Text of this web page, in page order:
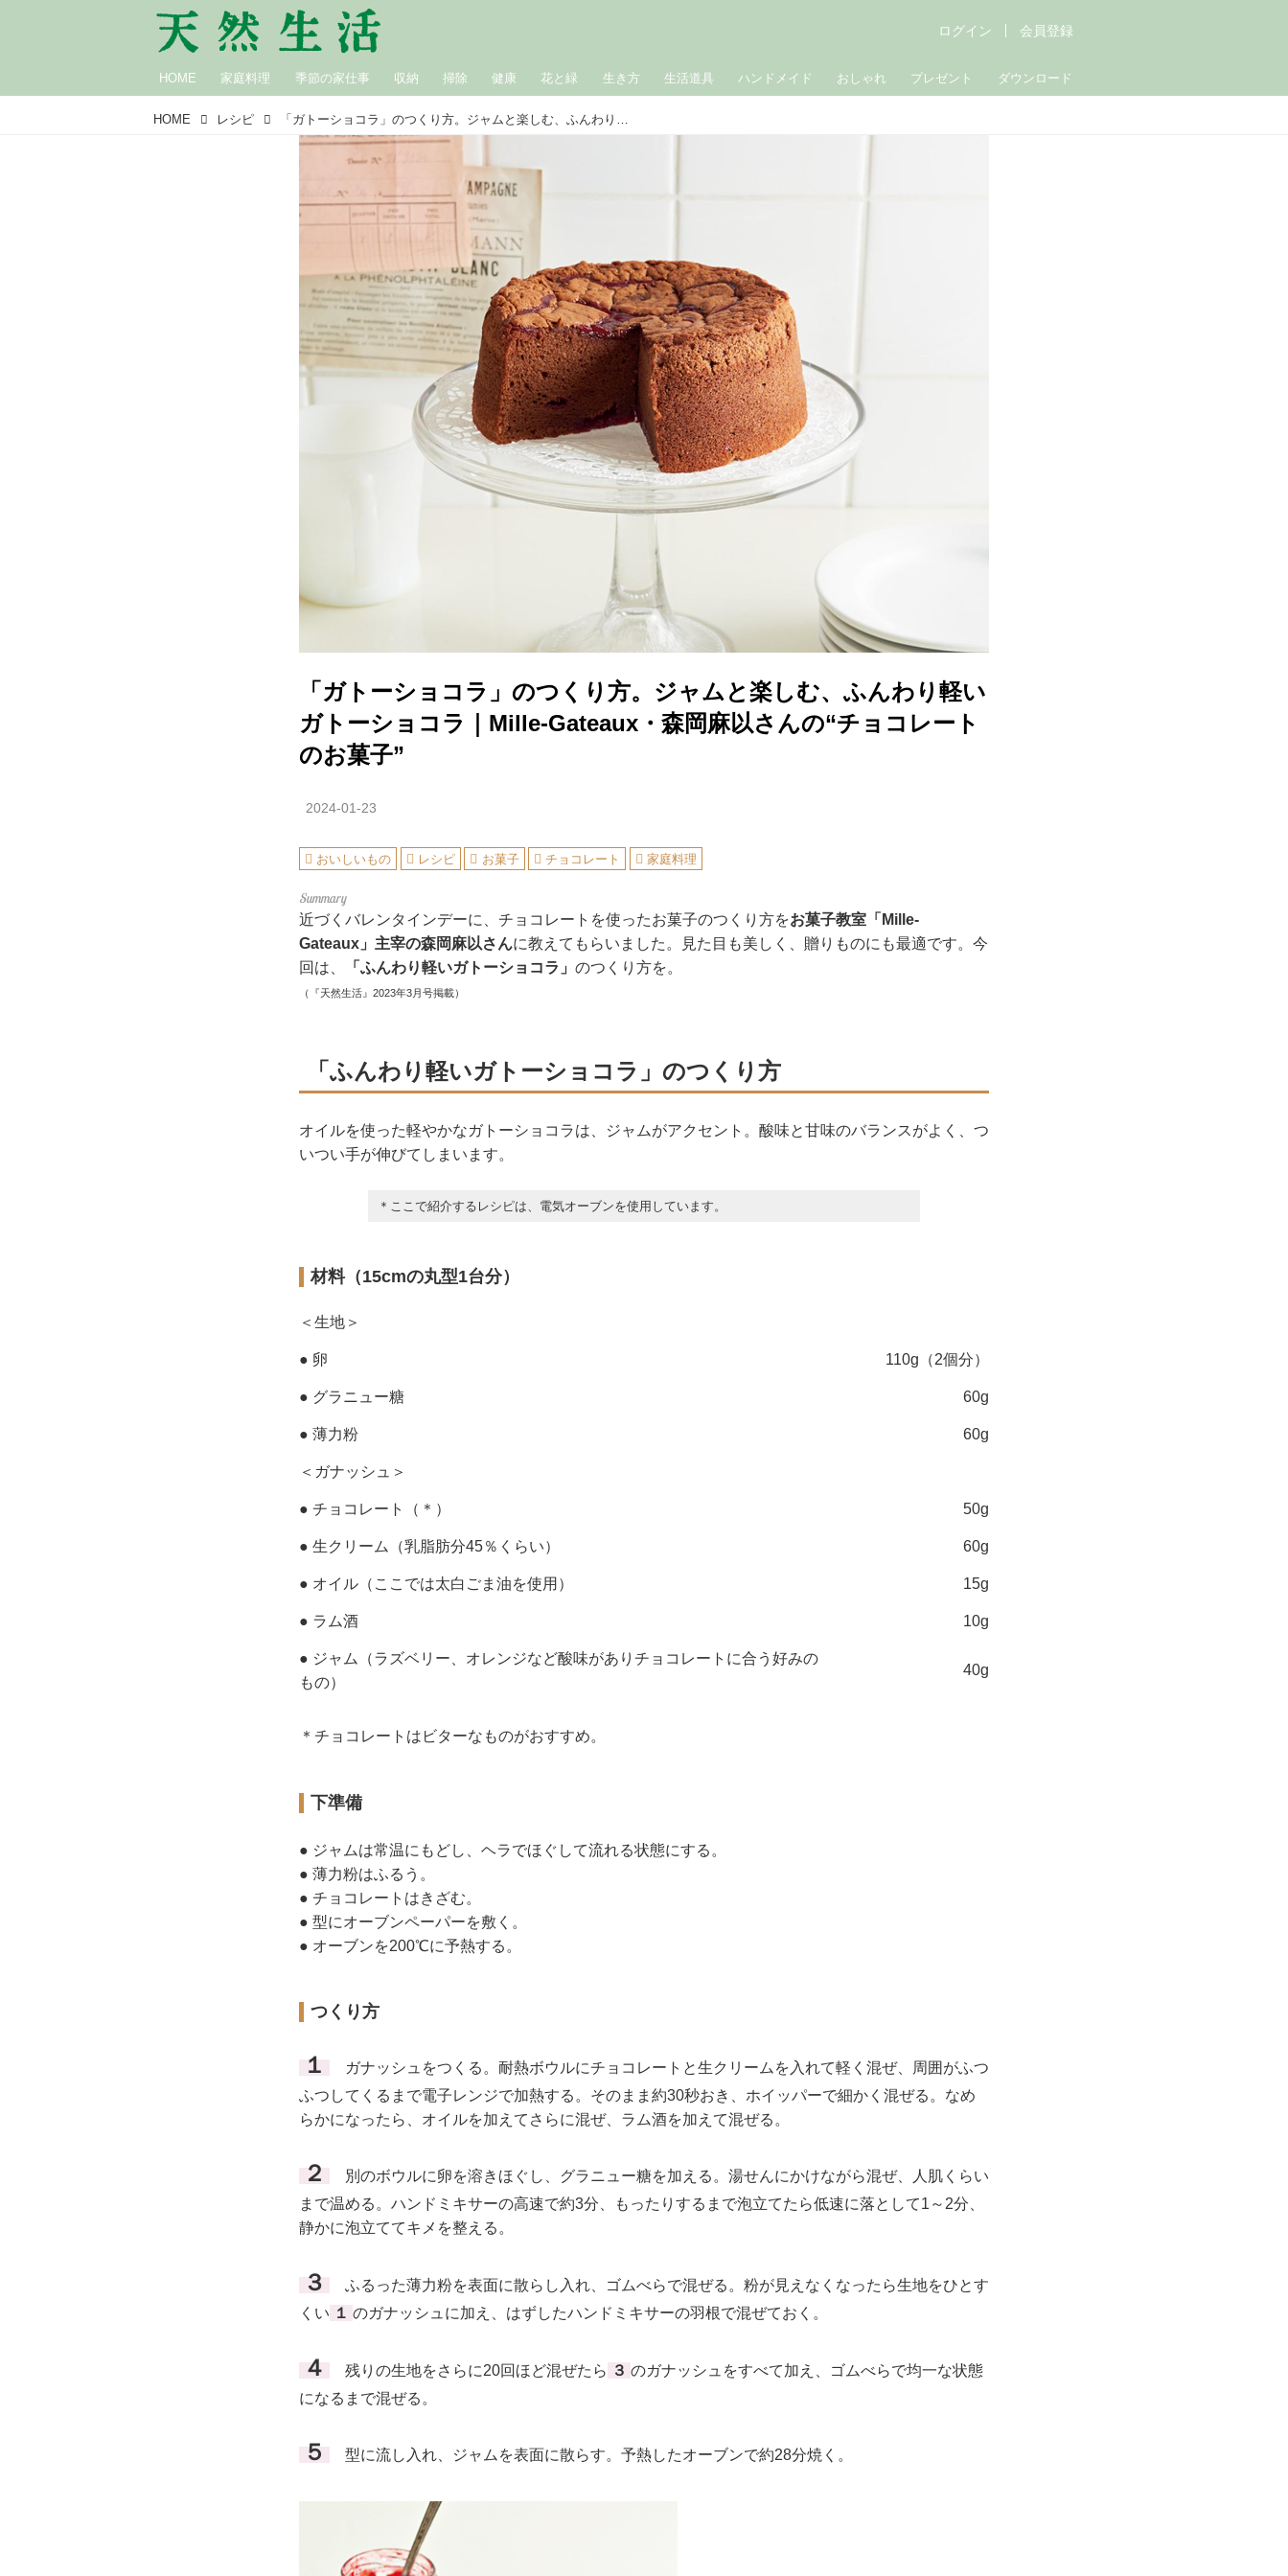
HOME 家庭料理 季節の家仕事 収納 掃除 健康 花と緑 生き方 生活道具 ハンドメイド おしゃれ プレゼント ダウンロード
ログイン 会員登録
HOME レシピ 「ガトーショコラ」のつくり方。ジャムと楽しむ、ふんわり軽いガトーショコラ｜Mille-Gateaux・森岡麻以さんの“チョコレートのお菓子”
「ガトーショコラ」のつくり方。ジャムと楽しむ、ふんわり軽い
ガトーショコラ｜Mille-Gateaux・森岡麻以さんの“チョコレート
のお菓子”
2024-01-23
おいしいもの レシピ お菓子 チョコレート 家庭料理
近づくバレンタインデーに、チョコレートを使ったお菓子のつくり方をお菓子教室「Mille-
Gateaux」主宰の森岡麻以さんに教えてもらいました。見た目も美しく、贈りものにも最適です。今
回は、
「ふんわり軽いガトーショコラ」 のつくり方を。
（『天然生活』2023年3月号掲載）
「ふんわり軽いガトーショコラ」のつくり方
オイルを使った軽やかなガトーショコラは、ジャムがアクセント。酸味と甘味のバランスがよく、つ
いつい手が伸びてしまいます。
＊ここで紹介するレシピは、電気オーブンを使用しています。
材料（15cmの丸型1台分）
＜生地＞
● 卵 110g（2個分）
● グラニュー糖 60g
● 薄力粉 60g
＜ガナッシュ＞
● チョコレート（＊） 50g
● 生クリーム（乳脂肪分45％くらい） 60g
● オイル（ここでは太白ごま油を使用） 15g
● ラム酒 10g
● ジャム（ラズベリー、オレンジなど酸味がありチョコレートに合う好みの
もの）
40g
＊チョコレートはビターなものがおすすめ。
下準備
● ジャムは常温にもどし、ヘラでほぐして流れる状態にする。
● 薄力粉はふるう。
● チョコレートはきざむ。
● 型にオーブンペーパーを敷く。
● オーブンを200℃に予熱する。
つくり方
１
ガナッシュをつくる。耐熱ボウルにチョコレートと生クリームを入れて軽く混ぜ、周囲がふつ
ふつしてくるまで電子レンジで加熱する。そのまま約30秒おき、ホイッパーで細かく混ぜる。なめ
らかになったら、オイルを加えてさらに混ぜ、ラム酒を加えて混ぜる。
２
別のボウルに卵を溶きほぐし、グラニュー糖を加える。湯せんにかけながら混ぜ、人肌くらい
まで温める。ハンドミキサーの高速で約3分、もったりするまで泡立てたら低速に落として1～2分、
静かに泡立ててキメを整える。
３
ふるった薄力粉を表面に散らし入れ、ゴムべらで混ぜる。粉が見えなくなったら生地をひとす
くい １ のガナッシュに加え、はずしたハンドミキサーの羽根で混ぜておく。
４ 残りの生地をさらに20回ほど混ぜたら ３ のガナッシュをすべて加え、ゴムべらで均一な状態
になるまで混ぜる。
５ 型に流し入れ、ジャムを表面に散らす。予熱したオーブンで約28分焼く。